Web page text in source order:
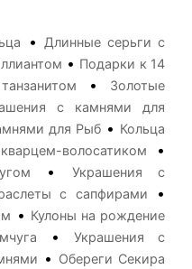
•
Длинные серьги с
• Подарки к 14
•
Золотые
с камнями для
для Рыб • Кольца
волосатиком •
•
Украшения с
с сапфирами •
• Кулоны на рождение
•Украшения с
• Обереги Секира